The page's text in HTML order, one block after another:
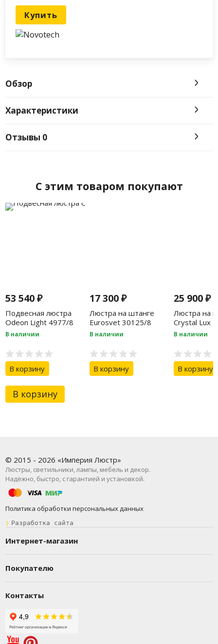
Купить
Обзор
Характеристики
Отзывы 0
C этим товаром покупают
53 540₽
Подвесная люстра
Odeon Light 4977/8
В наличии
В корзину
17 300₽
Люстра на штанге
Eurosvet 30125/8
хром
В наличии
В корзину
25 900₽
Люстра на
Crystal Lux
SP-PL7
В наличии
В корзину
В корзину
© 2015 - 2026 «Империя Люстр»
Люстры, светильники, лампы, мебель и декор.
Надёжно, быстро, с гарантией и установкой.
Политика обработки персональных данных
❯ Разработка сайта
Интернет-магазин
Покупателю
Контакты